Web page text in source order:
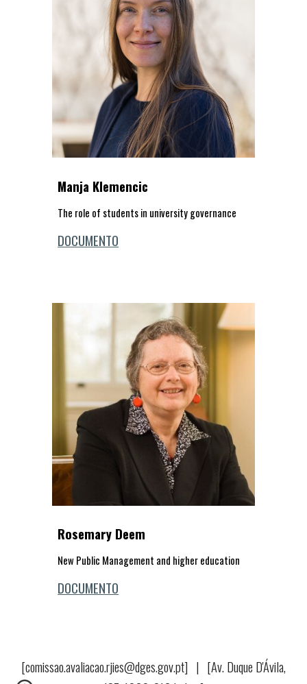
Manja Klemencic
The role of students in university governance
DOCUMENTO
Rosemary Deem
New Public Management and higher education
DOCUMENTO
[comissao.avaliacao.rjies@dges.gov.pt] | [Av. Duque D'Ávila,